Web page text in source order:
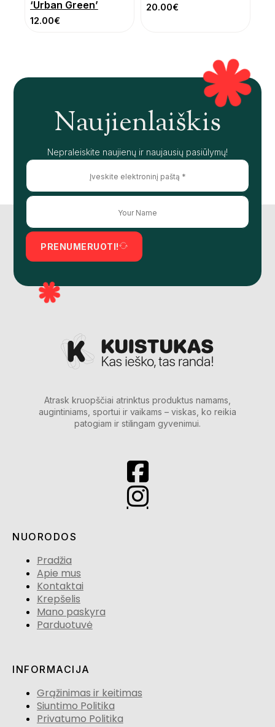
‘Urban Green’
12.00€
20.00€
Naujienlaiškis
Nepraleiskite naujienų ir naujausių pasiūlymų!
PRENUMERUOTI!
Atrask kruopščiai atrinktus produktus namams,
augintiniams, sportui ir vaikams – viskas, ko reikia
patogiam ir stilingam gyvenimui.
NUORODOS
Pradžia
Apie mus
Kontaktai
Krepšelis
Mano paskyra
Parduotuvė
INFORMACIJA
Grąžinimas ir keitimas
Siuntimo Politika
Privatumo Politika